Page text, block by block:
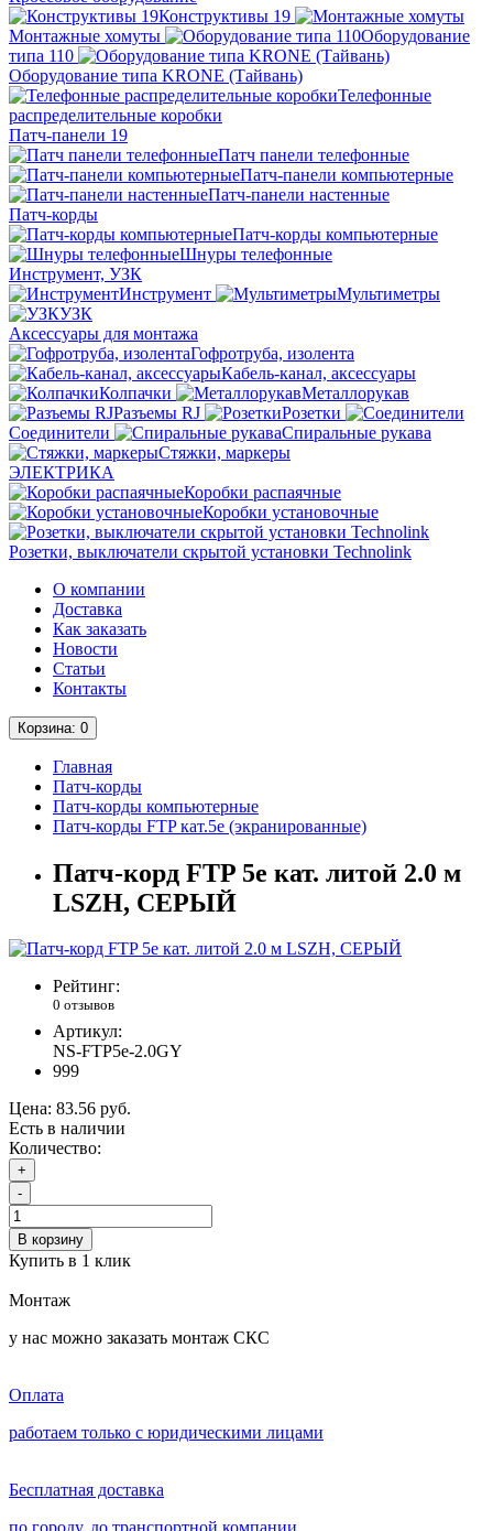
Конструктивы 19
Монтажные хомуты
Оборудование
типа 110
Оборудование типа KRONE (Тайвань)
Телефонные
распределительные коробки
Патч-панели 19
Патч панели телефонные
Патч-панели компьютерные
Патч-панели настенные
Патч-корды
Патч-корды компьютерные
Шнуры телефонные
Инструмент, УЗК
Инструмент
Мультиметры
УЗК
Аксессуары для монтажа
Гофротруба, изолента
Кабель-канал, аксессуары
Колпачки
Металлорукав
Разъемы RJ
Розетки
Соединители
Спиральные рукава
Стяжки, маркеры
ЭЛЕКТРИКА
Коробки распаячные
Коробки установочные
Розетки, выключатели скрытой установки Technolink
О компании
Доставка
Как заказать
Новости
Статьи
Контакты
Корзина: 0
Главная
Патч-корды
Патч-корды компьютерные
Патч-корды FTP кат.5е (экранированные)
Патч-корд FTP 5e кат. литой 2.0 м
LSZH, СЕРЫЙ
Рейтинг:
0 отзывов
Артикул:
NS-FTP5e-2.0GY
999
Цена: 83.56 руб.
Есть в наличии
Количество:
+
-
В корзину
Купить в 1 клик
Монтаж
у нас можно заказать монтаж СКС
Оплата
работаем только с юридическими лицами
Бесплатная доставка
по городу, до транспортной компании